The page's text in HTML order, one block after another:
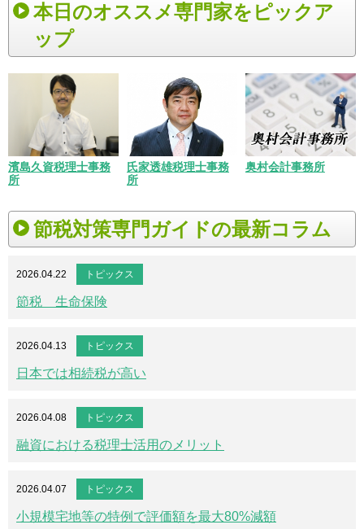
本日のオススメ専門家をピックア
ップ
濱島久資税理士事務
所
氏家透雄税理士事務
所
奥村会計事務所
節税対策専門ガイドの最新コラム
2026.04.22 トピックス
節税 生命保険
2026.04.13 トピックス
日本では相続税が高い
2026.04.08 トピックス
融資における税理士活用のメリット
2026.04.07 トピックス
小規模宅地等の特例で評価額を最大80%減額